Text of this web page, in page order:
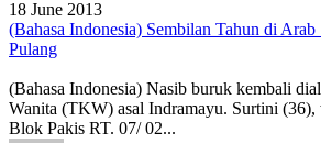
18 June 2013
(Bahasa Indonesia) Sembilan Tahun di
Pulang
(Bahasa Indonesia) Nasib buruk kembali
Wanita (TKW) asal Indramayu. Surtini (36),
Blok Pakis RT. 07/ 02...